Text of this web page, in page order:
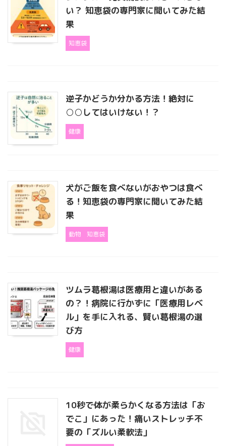
い？ 知恵袋の専門家に聞いてみた結
果
知恵袋
逆子かどうか分かる方法！絶対に
○○してはいけない！？
健康
犬がご飯を食べないがおやつは食べ
る！知恵袋の専門家に聞いてみた結
果
動物 知恵袋
ツムラ葛根湯は医療用と違いがある
の？！病院に行かずに「医療用レベ
ル」を手に入れる、賢い葛根湯の選
び方
健康
10秒で体が柔らかくなる方法は「お
でこ」にあった！痛いストレッチ不
要の「ズルい柔軟法」